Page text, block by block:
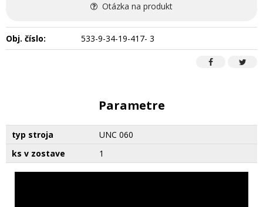
Otázka na produkt
Obj. číslo: 533-9-34-19-417- 3
Parametre
typ stroja
UNC 060
ks v zostave
1